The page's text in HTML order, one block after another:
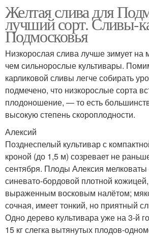
Желтая слива для
лучший сорт. Сливы-
Подмосковья
Низкорослая слива лучше зимует на
чем сильнорослые культивары.
карликовой сливы легче собирать
подмечено, что низкорослые сорта
плодоношение, — то есть
высокую степень скороплодности.
Алексий
Позднеспелый культивар с
кроной (до 1,5 м) созревает не
сентября. Плоды Алексия
синевато-бордовой плотной
выраженным восковым налётом;
сочная, имеет тонкий, но приятный
Одно дерево культивара уже на 3-й
15 кг слегка вытянутых плодов-